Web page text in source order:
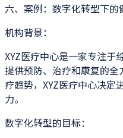
六、案例：数字化转型下
机构背景：
XYZ医疗中心是一家专注于
提供预防、治疗和康复的
疗趋势，XYZ医疗中心决定
力。
数字化转型的目标：